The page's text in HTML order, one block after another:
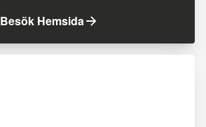
Besök Hemsida